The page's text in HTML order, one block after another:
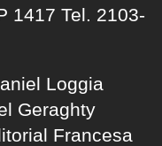
1417 Tel. 2103-
Loggia
Geraghty
Francesa